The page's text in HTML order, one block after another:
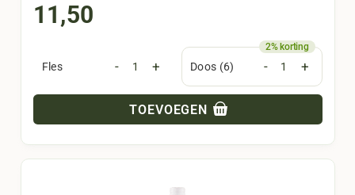
11,50
Fles - + Doos (6) - +
TOEVOEGEN